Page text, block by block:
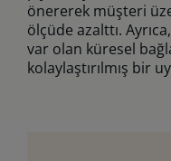
önererek müşteri
ölçüde azalttı.
var olan küresel
kolaylaştırılmış bir